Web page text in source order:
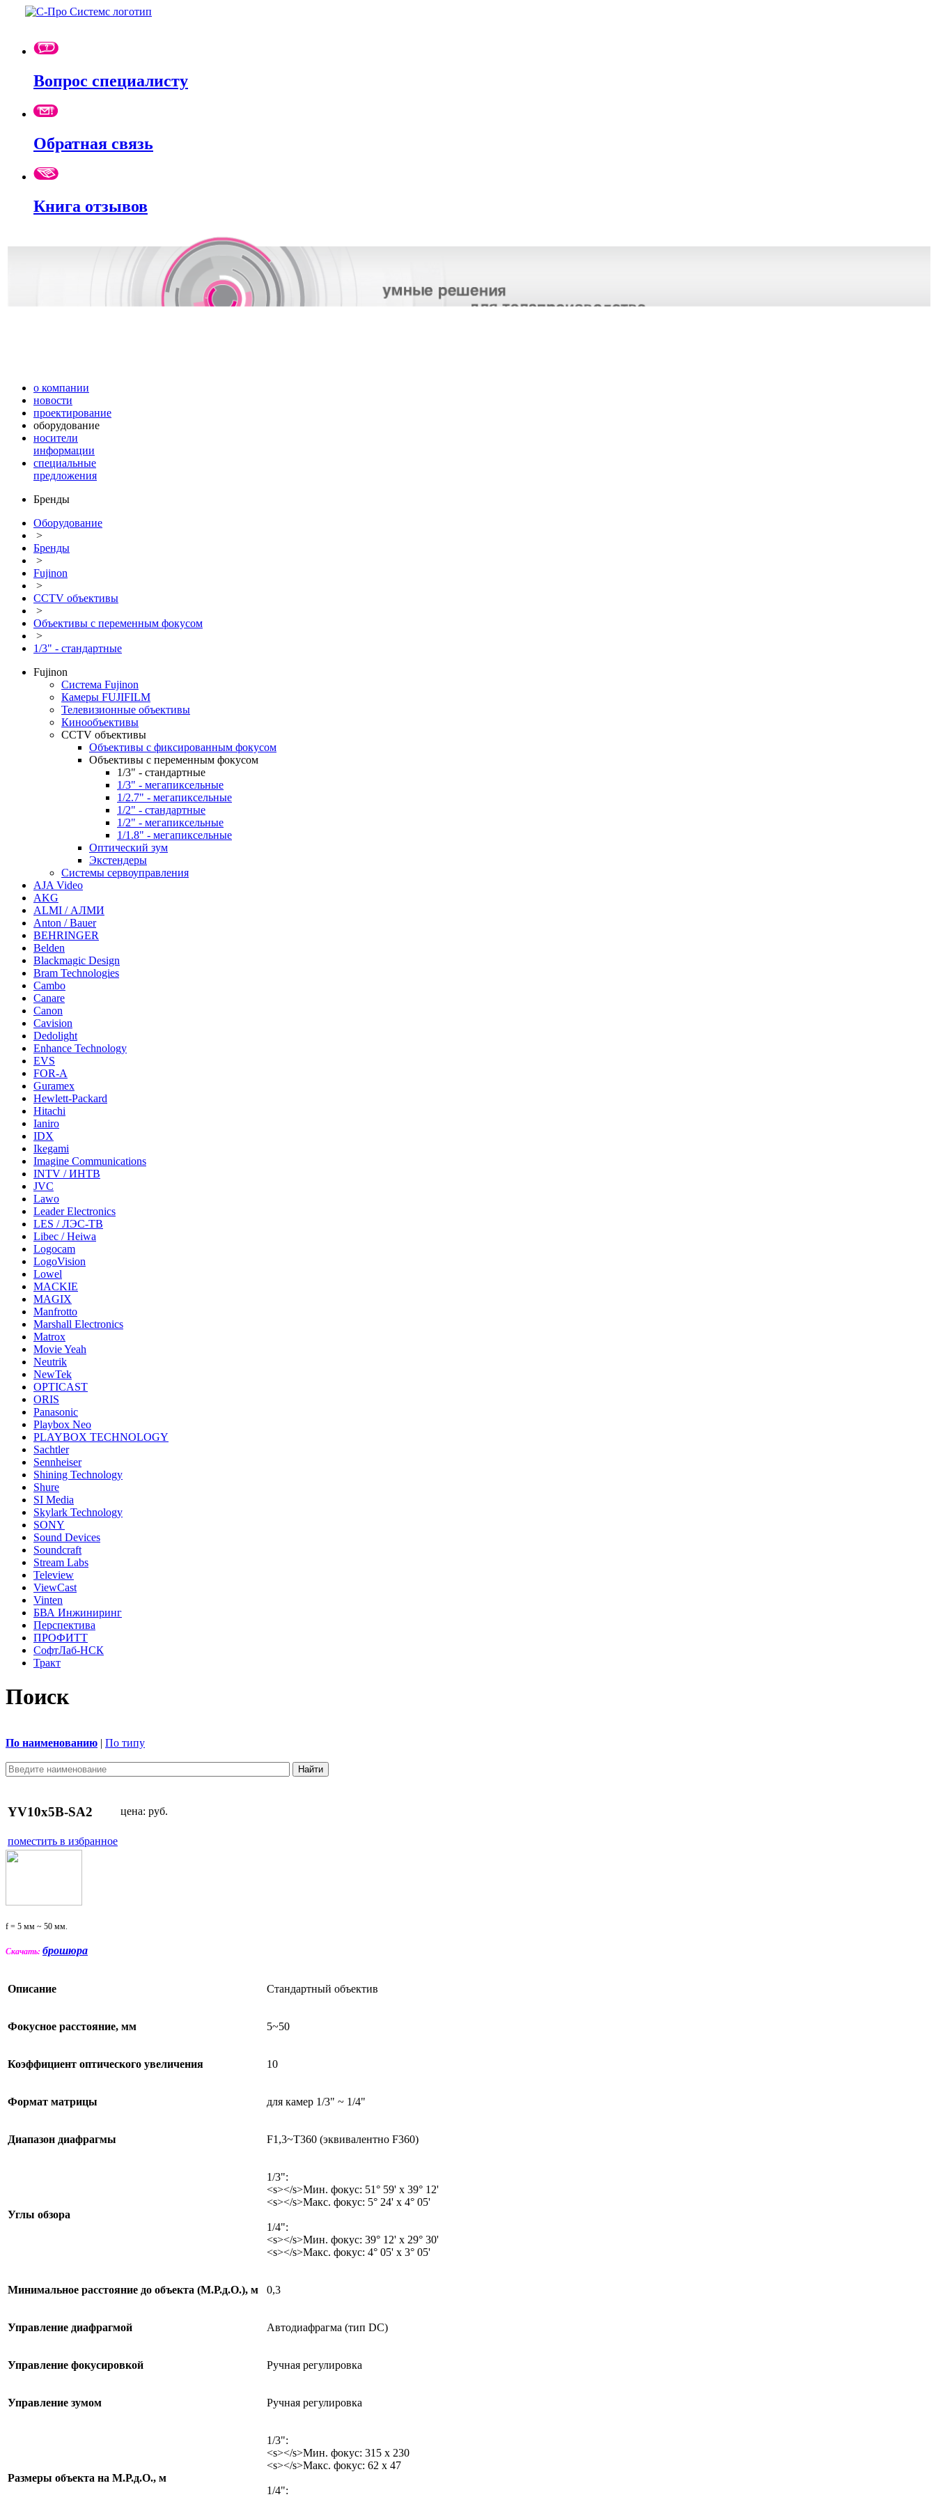
Вопрос специалисту
Обратная связь
Книга отзывов
о компании
новости
проектирование
оборудование
носители
информации
специальные
предложения
Бренды
Оборудование
>
Бренды
>
Fujinon
>
CCTV объективы
>
Объективы с переменным фокусом
>
1/3" - стандартные
Fujinon
Система Fujinon
Камеры FUJIFILM
Телевизионные объективы
Кинообъективы
CCTV объективы
Объективы с фиксированным фокусом
Объективы с переменным фокусом
1/3" - стандартные
1/3" - мегапиксельные
1/2.7" - мегапиксельные
1/2" - стандартные
1/2" - мегапиксельные
1/1.8" - мегапиксельные
Оптический зум
Экстендеры
Системы сервоуправления
AJA Video
AKG
ALMI / АЛМИ
Anton / Bauer
BEHRINGER
Belden
Blackmagic Design
Bram Technologies
Cambo
Canare
Canon
Cavision
Dedolight
Enhance Technology
EVS
FOR-A
Guramex
Hewlett-Packard
Hitachi
Ianiro
IDX
Ikegami
Imagine Communications
INTV / ИНТВ
JVC
Lawo
Leader Electronics
LES / ЛЭС-ТВ
Libec / Heiwa
Logocam
LogoVision
Lowel
MACKIE
MAGIX
Manfrotto
Marshall Electronics
Matrox
Movie Yeah
Neutrik
NewTek
OPTICAST
ORIS
Panasonic
Playbox Neo
PLAYBOX TECHNOLOGY
Sachtler
Sennheiser
Shining Technology
Shure
SI Media
Skylark Technology
SONY
Sound Devices
Soundcraft
Stream Labs
Teleview
ViewCast
Vinten
БВА Инжиниринг
Перспектива
ПРОФИТТ
СофтЛаб-НСК
Тракт
Поиск
По наименованию По типу
YV10x5B-SA2 цена: руб.
поместить в избранное
f = 5 мм ~ 50 мм.
Скачать: брошюра
Описание Стандартный объектив
Фокусное расстояние, мм 5~50
Коэффициент оптического увеличения 10
Формат матрицы для камер 1/3" ~ 1/4"
Диапазон диафрагмы F1,3~T360 (эквивалентно F360)
Углы обзора
1/3":
<s></s>Мин. фокус: 51° 59' x 39° 12'
<s></s>Макс. фокус: 5° 24' x 4° 05'
1/4":
<s></s>Мин. фокус: 39° 12' x 29° 30'
<s></s>Макс. фокус: 4° 05' x 3° 05'
Минимальное расстояние до объекта (М.Р.д.О.), м 0,3
Управление диафрагмой Автодиафрагма (тип DC)
Управление фокусировкой Ручная регулировка
Управление зумом Ручная регулировка
Размеры объекта на М.Р.д.О., м
1/3":
<s></s>Мин. фокус: 315 x 230
<s></s>Макс. фокус: 62 x 47
1/4":